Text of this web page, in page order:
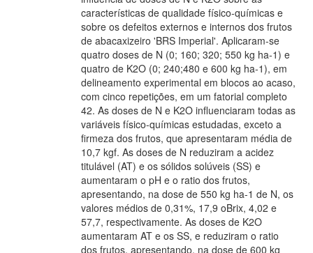
características de qualidade físico-químicas e
sobre os defeitos externos e internos dos frutos
de abacaxizeiro 'BRS Imperial'. Aplicaram-se
quatro doses de N (0; 160; 320; 550 kg ha-1) e
quatro de K2O (0; 240;480 e 600 kg ha-1), em
delineamento experimental em blocos ao acaso,
com cinco repetições, em um fatorial completo
42. As doses de N e K2O influenciaram todas as
variáveis físico-químicas estudadas, exceto a
firmeza dos frutos, que apresentaram média de
10,7 kgf. As doses de N reduziram a acidez
titulável (AT) e os sólidos solúveis (SS) e
aumentaram o pH e o ratio dos frutos,
apresentando, na dose de 550 kg ha-1 de N, os
valores médios de 0,31%, 17,9 oBrix, 4,02 e
57,7, respectivamente. As doses de K2O
aumentaram AT e os SS, e reduziram o ratio
dos frutos, apresentando, na dose de 600 kg